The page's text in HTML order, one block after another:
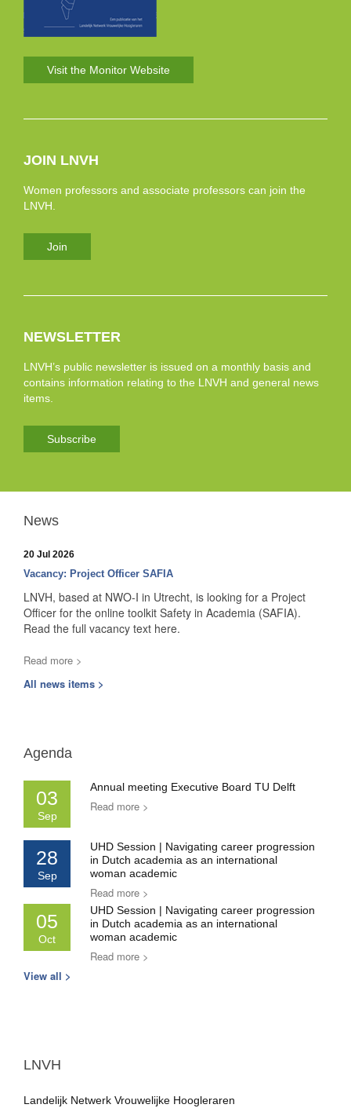
Visit the Monitor Website
JOIN LNVH
Women professors and associate professors can join the
LNVH.
Join
NEWSLETTER
LNVH’s public newsletter is issued on a monthly basis and
contains information relating to the LNVH and general news
items.
Subscribe
News
20 Jul 2026
Vacancy: Project Officer SAFIA
LNVH, based at NWO-I in Utrecht, is looking for a Project
Officer for the online toolkit Safety in Academia (SAFIA).
Read the full vacancy text here.
Read more >
All news items >
Agenda
03
Sep
Annual meeting Executive Board TU Delft
Read more >
28
Sep
UHD Session | Navigating career progression
in Dutch academia as an international
woman academic
Read more >
05
Oct
UHD Session | Navigating career progression
in Dutch academia as an international
woman academic
Read more >
View all >
LNVH
Landelijk Netwerk Vrouwelijke Hoogleraren